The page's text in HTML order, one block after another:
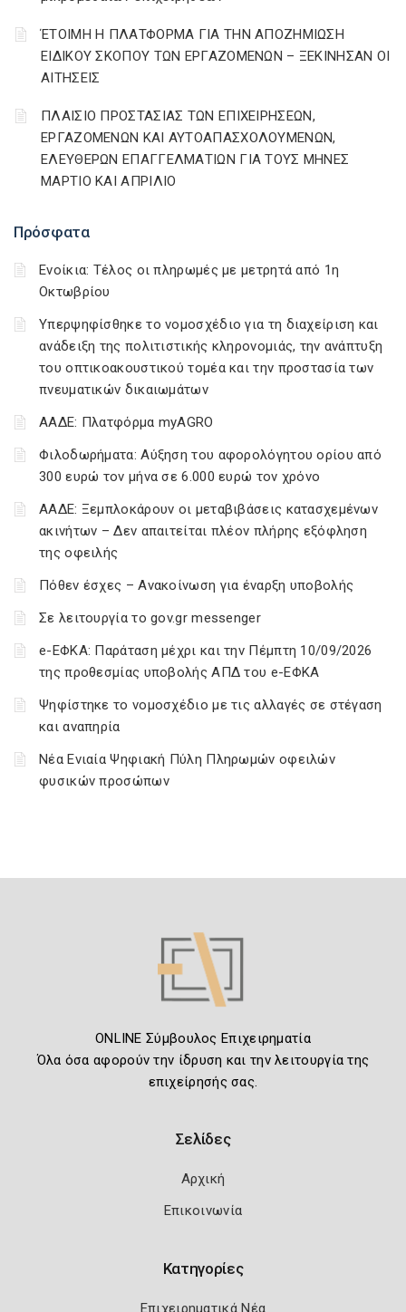
Πρόσφατα
Ενοίκια: Τέλος οι πληρωμές με μετρητά από 1η
Οκτωβρίου
Υπερψηφίσθηκε το νομοσχέδιο για τη διαχείριση και
ανάδειξη της πολιτιστικής κληρονομιάς, την ανάπτυξη
του οπτικοακουστικού τομέα και την προστασία των
πνευματικών δικαιωμάτων
ΑΑΔΕ: Πλατφόρμα myAGRO
Φιλοδωρήματα: Αύξηση του αφορολόγητου ορίου από
300 ευρώ τον μήνα σε 6.000 ευρώ τον χρόνο
ΑΑΔΕ: Ξεμπλοκάρουν οι μεταβιβάσεις κατασχεμένων
ακινήτων – Δεν απαιτείται πλέον πλήρης εξόφληση
της οφειλής
Πόθεν έσχες – Ανακοίνωση για έναρξη υποβολής
Σε λειτουργία το gov.gr messenger
e-ΕΦΚΑ: Παράταση μέχρι και την Πέμπτη 10/09/2026
της προθεσμίας υποβολής ΑΠΔ του e-ΕΦΚΑ
Ψηφίστηκε το νομοσχέδιο με τις αλλαγές σε στέγαση
και αναπηρία
Νέα Ενιαία Ψηφιακή Πύλη Πληρωμών οφειλών
φυσικών προσώπων
ΈΤΟΙΜΗ Η ΠΛΑΤΦΟΡΜΑ ΓΙΑ ΤΗΝ ΑΠΟΖΗΜΙΩΣΗ
ΕΙΔΙΚΟΥ ΣΚΟΠΟΥ ΤΩΝ ΕΡΓΑΖΟΜΕΝΩΝ – ΞΕΚΙΝΗΣΑΝ ΟΙ
ΑΙΤΗΣΕΙΣ
ΠΛΑΙΣΙΟ ΠΡΟΣΤΑΣΙΑΣ ΤΩΝ ΕΠΙΧΕΙΡΗΣΕΩΝ,
ΕΡΓΑΖΟΜΕΝΩΝ ΚΑΙ ΑΥΤΟΑΠΑΣΧΟΛΟΥΜΕΝΩΝ,
ΕΛΕΥΘΕΡΩΝ ΕΠΑΓΓΕΛΜΑΤΙΩΝ ΓΙΑ ΤΟΥΣ ΜΗΝΕΣ
ΜΑΡΤΙΟ ΚΑΙ ΑΠΡΙΛΙΟ
ONLINE Σύμβουλος Επιχειρηματία
Όλα όσα αφορούν την ίδρυση και την λειτουργία της
επιχείρησής σας.
Σελίδες
Αρχική
Επικοινωνία
Κατηγορίες
Επιχειρηματικά Νέα